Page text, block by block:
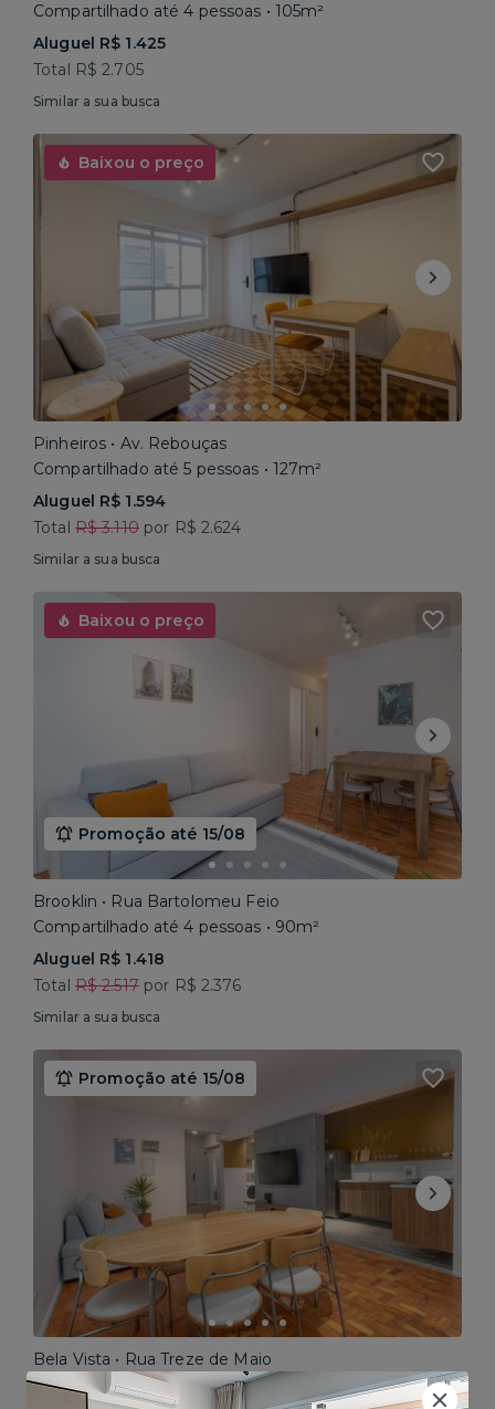
Compartilhado até 4 pessoas • 105m²
Aluguel R$ 1.425
Total R$ 2.705
Similar a sua busca
Baixou o preço
Pinheiros • Av. Rebouças
Compartilhado até 5 pessoas • 127m²
Aluguel R$ 1.594
Total R$ 3.110por R$ 2.624
Similar a sua busca
Baixou o preço
Promoção até 15/08
Brooklin • Rua Bartolomeu Feio
Compartilhado até 4 pessoas • 90m²
Aluguel R$ 1.418
Total R$ 2.517por R$ 2.376
Similar a sua busca
Promoção até 15/08
Bela Vista • Rua Treze de Maio
Compartilhado até 5 pessoas • 160m²